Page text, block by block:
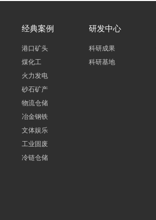
经典案例
港口矿头
煤化工
火力发电
砂石矿产
物流仓储
冶金钢铁
文体娱乐
工业固废
冷链仓储
研发中心
科研成果
科研基地